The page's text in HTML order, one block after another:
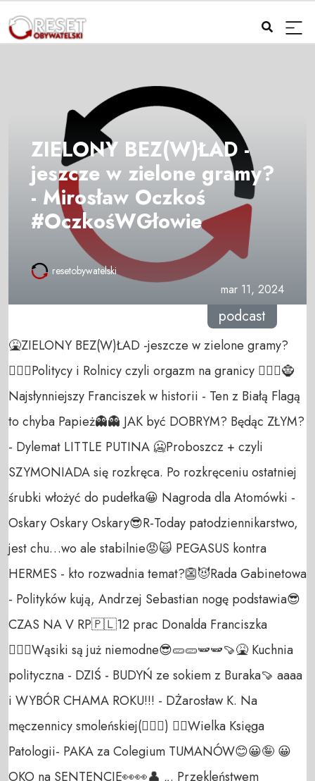
ZIELONY BEZ(W)ŁAD -
jeszcze w zielone gramy?
- Mirosław Oczkoś
#OczkośWGłowie
resetobywatelski
mar 11, 2024
podcast
🤮ZIELONY BEZ(W)ŁAD -jeszcze w zielone gramy?
🦹🏼‍♀️Politycy i Rolnicy czyli orgazm na granicy 🧛🏼‍♂️🧌
Najsłynniejszy Franciszek w historii - Ten z Białą Flagą
to chyba Papież👻👻 JAK być DOBRYM? Będąc ZŁYM?
- Dylemat LITTLE PUTINA 🥶Proboszcz + czyli
SZYMONIADA się rozkręca. Po rozkręceniu ostatniej
śrubki włożyć do pudełka😀 Nagroda dla Atomówki -
Oskary Oskary Oskary😎R-Today patodziennikarstwo,
jest chu…wo ale stabilnie😡🙀 PEGASUS kontra
HERMES - kto rozwadnia temat?👺😈Rada Gabinetowa
- Polityków kują, Andrzej Sebastian nogę podstawia😎
CZAS NA V RP🇵🇱12 prac Donalda Franciszka
🙅🏼‍♂️Wąsiki są już niemodne😎🥒🥒🫛🫛🍠🤮 Kuchnia
polityczna - DZIŚ - BUDYŃ ze sokiem z Buraka🍠 aaaa
i WYBÓR CHAMA ROKU!!! - DŻarosław K. Na
męczennicy smoleńskiej(🙅🏼‍♂️) 😵‍💫Wielka Księga
Patologii- PAKA za Colegium TUMANÓW😊😀🤪 😀
OKO na SENTENCJE👀👀👤 „. Przekleństwem